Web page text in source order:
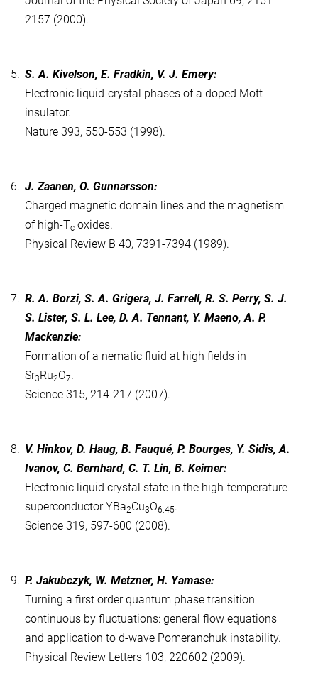
2157 (2000).
5. S. A. Kivelson, E. Fradkin, V. J. Emery:
Electronic liquid-crystal phases of a doped Mott
insulator.
Nature 393, 550-553 (1998).
6. J. Zaanen, O. Gunnarsson:
Charged magnetic domain lines and the magnetism
of high-Tc oxides.
Physical Review B 40, 7391-7394 (1989).
7. R. A. Borzi, S. A. Grigera, J. Farrell, R. S. Perry, S. J.
S. Lister, S. L. Lee, D. A. Tennant, Y. Maeno, A. P.
Mackenzie:
Formation of a nematic fluid at high fields in
Sr3 Ru2O7.
Science 315, 214-217 (2007).
8. V. Hinkov, D. Haug, B. Fauqué, P. Bourges, Y. Sidis, A.
Ivanov, C. Bernhard, C. T. Lin, B. Keimer:
Electronic liquid crystal state in the high-temperature
superconductor YBa2Cu3O6.45.
Science 319, 597-600 (2008).
9. P. Jakubczyk, W. Metzner, H. Yamase:
Turning a first order quantum phase transition
continuous by fluctuations: general flow equations
and application to d-wave Pomeranchuk instability.
Physical Review Letters 103, 220602 (2009).